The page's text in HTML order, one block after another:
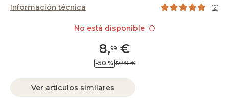
Información técnica (2)
8,99 €
-50 % 17,99 €
Ver artículos similares